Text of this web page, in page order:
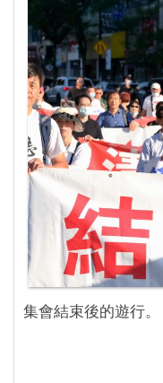
集會結束後的遊行。